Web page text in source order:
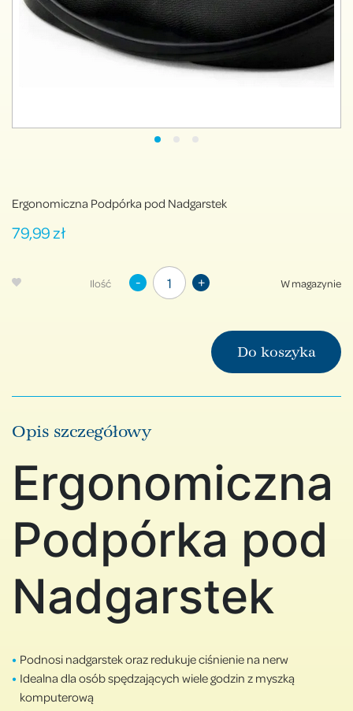
Ergonomiczna Podpórka pod Nadgarstek
79,99 zł
Ilość - + W magazynie
Do koszyka
Opis szczegółowy
Ergonomiczna
Podpórka pod
Nadgarstek
Podnosi nadgarstek oraz redukuje ciśnienie na nerw
Idealna dla osób spędzających wiele godzin z myszką
komputerową